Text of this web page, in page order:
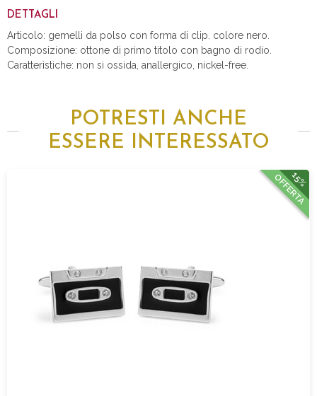
DETTAGLI
Articolo: gemelli da polso con forma di clip. colore nero.
Composizione: ottone di primo titolo con bagno di rodio.
Caratteristiche: non si ossida, anallergico, nickel-free.
POTRESTI ANCHE
ESSERE INTERESSATO
15%
OFFERTA